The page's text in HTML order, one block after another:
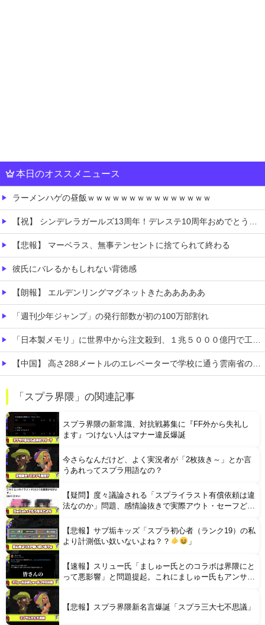
本日のオススメニュース
ラーメンハゲの昼飯ｗｗｗｗｗｗｗｗｗｗｗｗｗｗｗ
【祝】 シンデレラガールズ13周年！デレステ10周年おめでとう！ガチャ更新SSR八神マキノ・イベントSRイヴ、SR望月聖！
【悲報】 マーベラス、無事テンセントに捨てられて終わる
彼氏にバレるかもしれない背徳感
【朗報】 エルデンリングマグネットきたあああああ
「週刊少年ジャンプ」の発行部数が初の100万部割れ
「日本製メモリ」に世界中から注文殺到、１兆５０００億円で工場増築へ
【中国】 高さ288メートルのエレベーターで学校に通う雲南省の山地の子供たち 通学時間 3時間→30分に短縮
【凄すぎる】 力士の嫁に美人が多い理由→「これ」だったｗｗｗｗｗｗｗ
Powered by livedoor 相互RSS
「スプラ界隈」の関連記事
スプラ界隈の新常識、対抗戦募集に『FF外から失礼し
ます』つけない人はマナー違反爆誕
今さらなんだけど、よく実況者が「2枚抜き～」とか言
うあれってスプラ用語なの？
【疑問】度々議論される「スプライラスト有償依頼は違
法なのか」問題、感情論抜きで実際アウト・セーフどっ
【悲報】サブ垢キッズ「スプラ初心者（ランク19）の私
より計測低い奴いないよね？？
」
【速報】スリュー氏「ましゅー氏とのコラボは界隈にと
って悪影響」と問題提起。これにましゅー氏もアンサー
【悲報】スプラ界隈新名言爆誕「スプラ三大七不思議」